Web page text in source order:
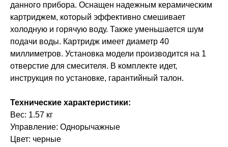
данного прибора. Оснащен надежным керамическим
картриджем, который эффективно смешивает
холодную и горячую воду. Также уменьшается шум
подачи воды. Картридж имеет диаметр 40
миллиметров. Установка модели производится на 1
отверстие для смесителя. В комплекте идет,
инструкция по установке, гарантийный талон.
Технические характеристики:
Вес: 1.57 кг
Управление: Однорычажные
Цвет: черные